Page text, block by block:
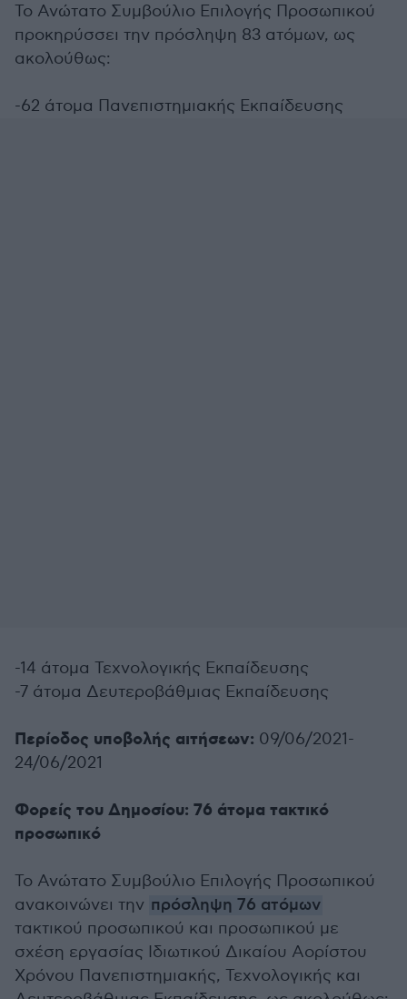
Το Ανώτατο Συμβούλιο Επιλογής Προσωπικού
προκηρύσσει την πρόσληψη 83 ατόμων, ως
ακολούθως:
-62 άτομα Πανεπιστημιακής Εκπαίδευσης
-14 άτομα Τεχνολογικής Εκπαίδευσης
-7 άτομα Δευτεροβάθμιας Εκπαίδευσης
Περίοδος υποβολής αιτήσεων: 09/06/2021-
24/06/2021
Φορείς του Δημοσίου: 76 άτομα τακτικό
προσωπικό
Το Ανώτατο Συμβούλιο Επιλογής Προσωπικού
ανακοινώνει την πρόσληψη 76 ατόμων
τακτικού προσωπικού και προσωπικού με
σχέση εργασίας Ιδιωτικού Δικαίου Αορίστου
Χρόνου Πανεπιστημιακής, Τεχνολογικής και